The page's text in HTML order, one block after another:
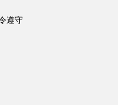
遵守